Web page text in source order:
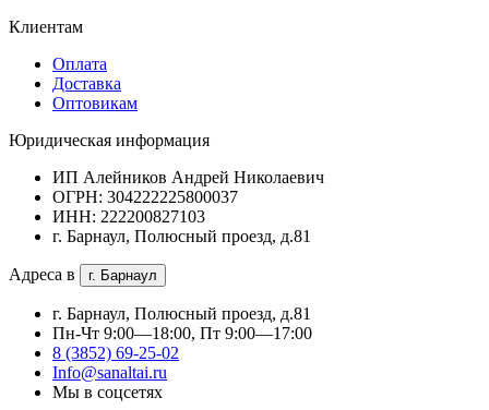
Клиентам
Оплата
Доставка
Оптовикам
Юридическая информация
ИП Алейников Андрей Николаевич
ОГРН: 304222225800037
ИНН: 222200827103
г. Барнаул, Полюсный проезд, д.81
Адреса в г. Барнаул
г. Барнаул, Полюсный проезд, д.81
Пн-Чт 9:00—18:00, Пт 9:00—17:00
8 (3852) 69-25-02
Info@sanaltai.ru
Мы в соцсетях